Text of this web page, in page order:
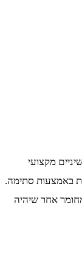
מקצועי
באמצעות סתימה.
אחר שיהיה